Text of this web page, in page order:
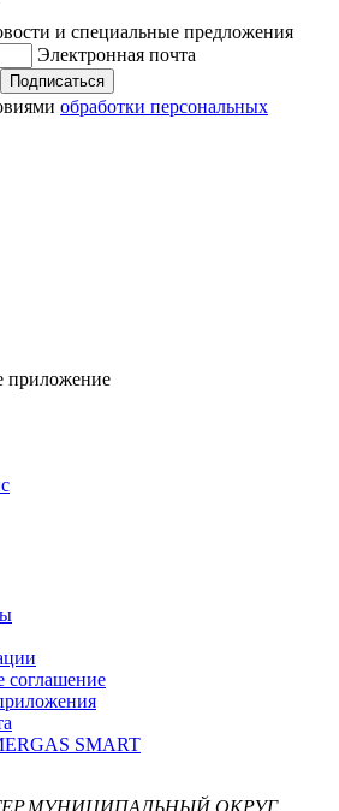
и специальные предложения
Электронная почта
Подписаться
обработки персональных
приложение
соглашение
SMART
ОКРУГ